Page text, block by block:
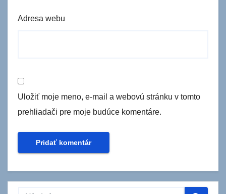
Adresa webu
Uložiť moje meno, e-mail a webovú stránku v tomto
prehliadači pre moje budúce komentáre.